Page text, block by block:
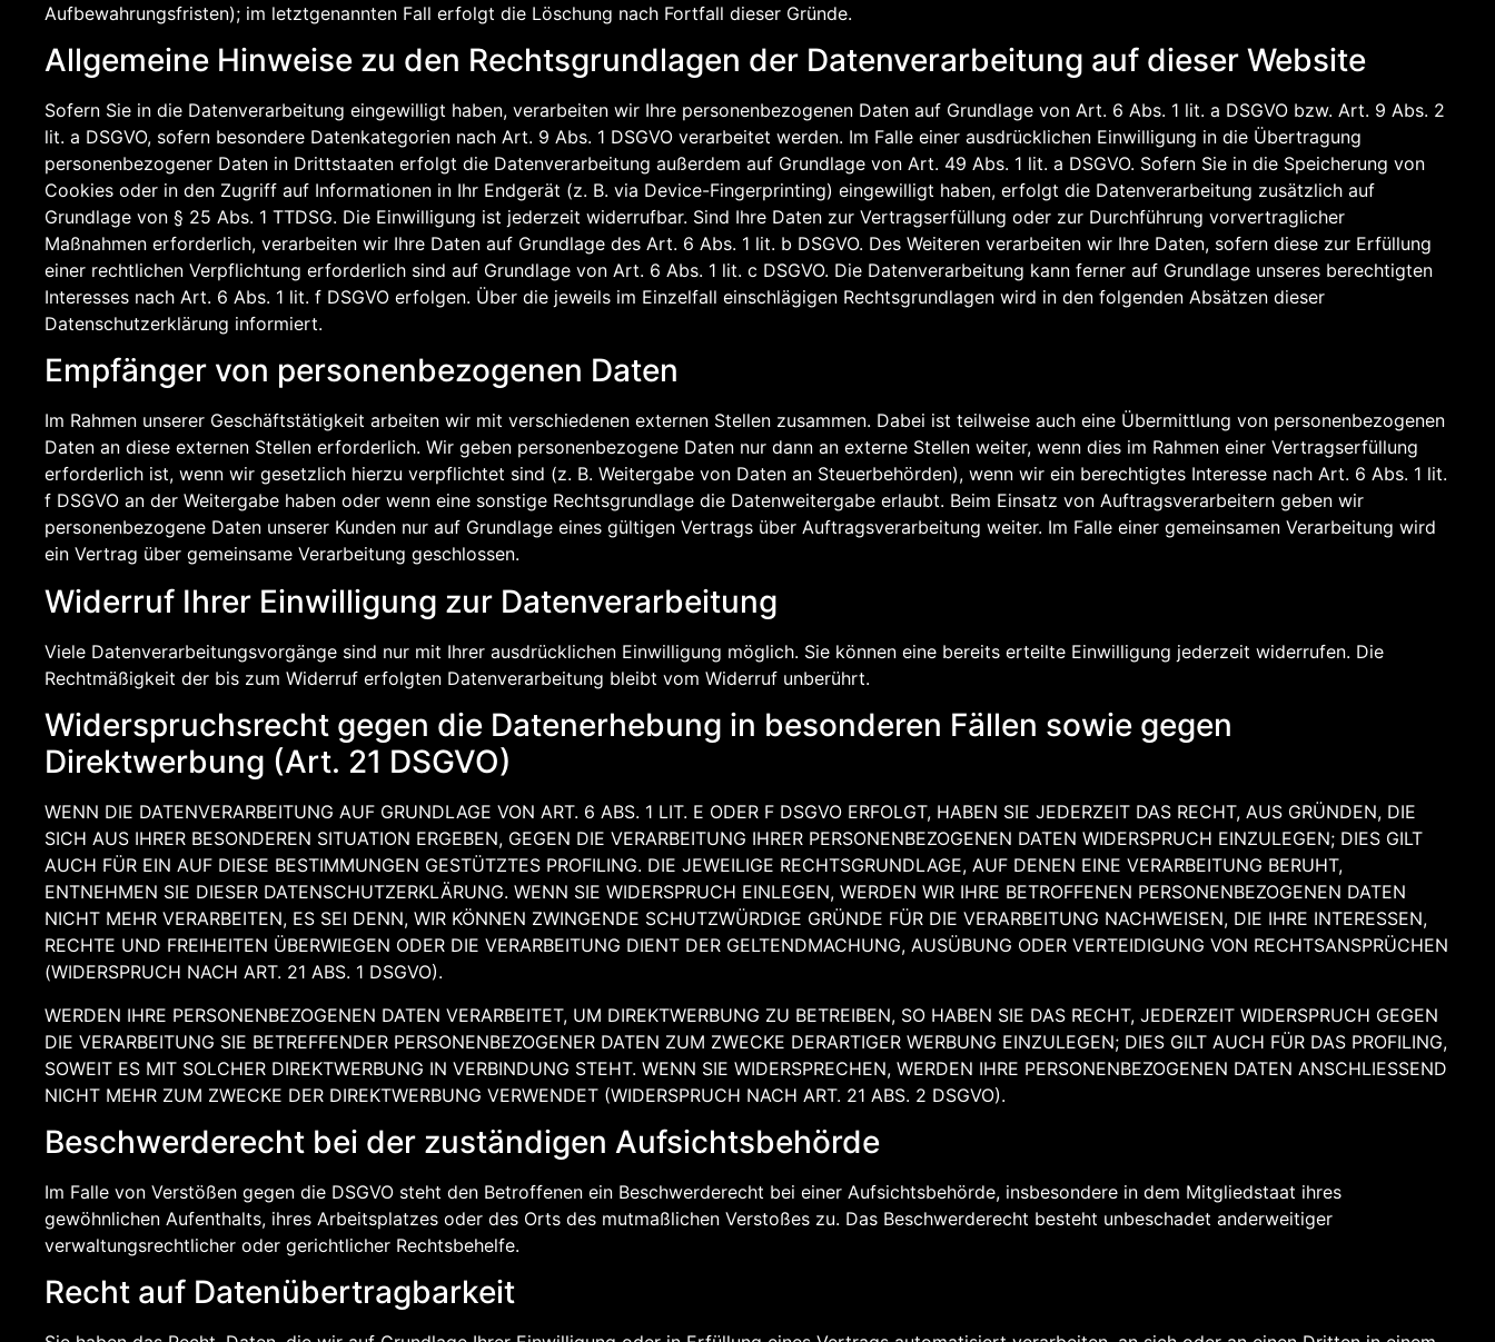
Aufbewahrungsfristen); im letztgenannten Fall erfolgt die Löschung nach Fortfall dieser Gründe.
Allgemeine Hinweise zu den Rechtsgrundlagen der Datenverarbeitung auf dieser Website
Sofern Sie in die Datenverarbeitung eingewilligt haben, verarbeiten wir Ihre personenbezogenen Daten auf Grundlage von Art. 6 Abs. 1 lit. a DSGVO bzw. Art. 9 Abs. 2
lit. a DSGVO, sofern besondere Datenkategorien nach Art. 9 Abs. 1 DSGVO verarbeitet werden. Im Falle einer ausdrücklichen Einwilligung in die Übertragung
personenbezogener Daten in Drittstaaten erfolgt die Datenverarbeitung außerdem auf Grundlage von Art. 49 Abs. 1 lit. a DSGVO. Sofern Sie in die Speicherung von
Cookies oder in den Zugriff auf Informationen in Ihr Endgerät (z. B. via Device-Fingerprinting) eingewilligt haben, erfolgt die Datenverarbeitung zusätzlich auf
Grundlage von § 25 Abs. 1 TTDSG. Die Einwilligung ist jederzeit widerrufbar. Sind Ihre Daten zur Vertragserfüllung oder zur Durchführung vorvertraglicher
Maßnahmen erforderlich, verarbeiten wir Ihre Daten auf Grundlage des Art. 6 Abs. 1 lit. b DSGVO. Des Weiteren verarbeiten wir Ihre Daten, sofern diese zur Erfüllung
einer rechtlichen Verpflichtung erforderlich sind auf Grundlage von Art. 6 Abs. 1 lit. c DSGVO. Die Datenverarbeitung kann ferner auf Grundlage unseres berechtigten
Interesses nach Art. 6 Abs. 1 lit. f DSGVO erfolgen. Über die jeweils im Einzelfall einschlägigen Rechtsgrundlagen wird in den folgenden Absätzen dieser
Datenschutzerklärung informiert.
Empfänger von personenbezogenen Daten
Im Rahmen unserer Geschäftstätigkeit arbeiten wir mit verschiedenen externen Stellen zusammen. Dabei ist teilweise auch eine Übermittlung von personenbezogenen
Daten an diese externen Stellen erforderlich. Wir geben personenbezogene Daten nur dann an externe Stellen weiter, wenn dies im Rahmen einer Vertragserfüllung
erforderlich ist, wenn wir gesetzlich hierzu verpflichtet sind (z. B. Weitergabe von Daten an Steuerbehörden), wenn wir ein berechtigtes Interesse nach Art. 6 Abs. 1 lit.
f DSGVO an der Weitergabe haben oder wenn eine sonstige Rechtsgrundlage die Datenweitergabe erlaubt. Beim Einsatz von Auftragsverarbeitern geben wir
personenbezogene Daten unserer Kunden nur auf Grundlage eines gültigen Vertrags über Auftragsverarbeitung weiter. Im Falle einer gemeinsamen Verarbeitung wird
ein Vertrag über gemeinsame Verarbeitung geschlossen.
Widerruf Ihrer Einwilligung zur Datenverarbeitung
Viele Datenverarbeitungsvorgänge sind nur mit Ihrer ausdrücklichen Einwilligung möglich. Sie können eine bereits erteilte Einwilligung jederzeit widerrufen. Die
Rechtmäßigkeit der bis zum Widerruf erfolgten Datenverarbeitung bleibt vom Widerruf unberührt.
Widerspruchsrecht gegen die Datenerhebung in besonderen Fällen sowie gegen
Direktwerbung (Art. 21 DSGVO)
WENN DIE DATENVERARBEITUNG AUF GRUNDLAGE VON ART. 6 ABS. 1 LIT. E ODER F DSGVO ERFOLGT, HABEN SIE JEDERZEIT DAS RECHT, AUS GRÜNDEN, DIE
SICH AUS IHRER BESONDEREN SITUATION ERGEBEN, GEGEN DIE VERARBEITUNG IHRER PERSONENBEZOGENEN DATEN WIDERSPRUCH EINZULEGEN; DIES GILT
AUCH FÜR EIN AUF DIESE BESTIMMUNGEN GESTÜTZTES PROFILING. DIE JEWEILIGE RECHTSGRUNDLAGE, AUF DENEN EINE VERARBEITUNG BERUHT,
ENTNEHMEN SIE DIESER DATENSCHUTZERKLÄRUNG. WENN SIE WIDERSPRUCH EINLEGEN, WERDEN WIR IHRE BETROFFENEN PERSONENBEZOGENEN DATEN
NICHT MEHR VERARBEITEN, ES SEI DENN, WIR KÖNNEN ZWINGENDE SCHUTZWÜRDIGE GRÜNDE FÜR DIE VERARBEITUNG NACHWEISEN, DIE IHRE INTERESSEN,
RECHTE UND FREIHEITEN ÜBERWIEGEN ODER DIE VERARBEITUNG DIENT DER GELTENDMACHUNG, AUSÜBUNG ODER VERTEIDIGUNG VON RECHTSANSPRÜCHEN
(WIDERSPRUCH NACH ART. 21 ABS. 1 DSGVO).
WERDEN IHRE PERSONENBEZOGENEN DATEN VERARBEITET, UM DIREKTWERBUNG ZU BETREIBEN, SO HABEN SIE DAS RECHT, JEDERZEIT WIDERSPRUCH GEGEN
DIE VERARBEITUNG SIE BETREFFENDER PERSONENBEZOGENER DATEN ZUM ZWECKE DERARTIGER WERBUNG EINZULEGEN; DIES GILT AUCH FÜR DAS PROFILING,
SOWEIT ES MIT SOLCHER DIREKTWERBUNG IN VERBINDUNG STEHT. WENN SIE WIDERSPRECHEN, WERDEN IHRE PERSONENBEZOGENEN DATEN ANSCHLIESSEND
NICHT MEHR ZUM ZWECKE DER DIREKTWERBUNG VERWENDET (WIDERSPRUCH NACH ART. 21 ABS. 2 DSGVO).
Beschwerde­recht bei der zuständigen Aufsichts­behörde
Im Falle von Verstößen gegen die DSGVO steht den Betroffenen ein Beschwerderecht bei einer Aufsichtsbehörde, insbesondere in dem Mitgliedstaat ihres
gewöhnlichen Aufenthalts, ihres Arbeitsplatzes oder des Orts des mutmaßlichen Verstoßes zu. Das Beschwerderecht besteht unbeschadet anderweitiger
verwaltungsrechtlicher oder gerichtlicher Rechtsbehelfe.
Recht auf Daten­übertrag­barkeit